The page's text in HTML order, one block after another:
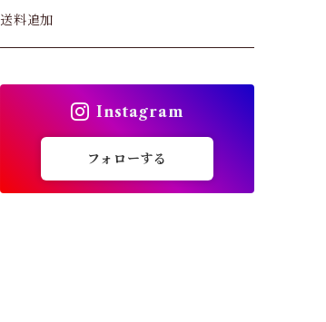
パンツ&スカート
カーディガン
送料追加
Instagram
フォローする